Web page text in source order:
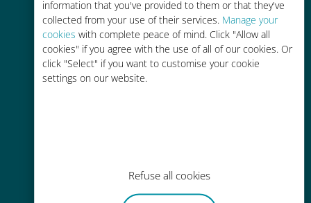
information that you've provided to them or that they've
collected from your use of their services. Manage your
cookies with complete peace of mind. Click "Allow all
cookies" if you agree with the use of all of our cookies. Or
click "Select" if you want to customise your cookie
settings on our website.
Refuse all cookies